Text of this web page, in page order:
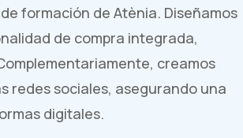
formación de Atènia. Diseñamos
de compra integrada,
creamos
redes sociales, asegurando una
digitales.